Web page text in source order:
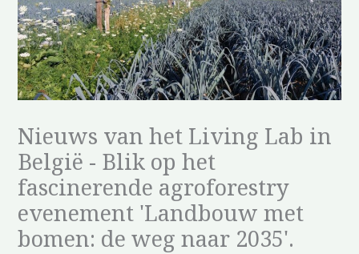
Nieuws van het Living Lab in
België - Blik op het
fascinerende agroforestry
evenement 'Landbouw met
bomen: de weg naar 2035'.